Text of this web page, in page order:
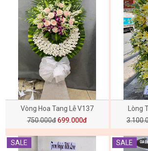
Vòng Hoa Tang Lễ V137
750.000đ 699.000đ
Lòng
SALE SALE